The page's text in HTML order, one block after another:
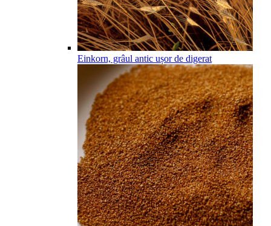
Einkorn, grâul antic ușor de digerat